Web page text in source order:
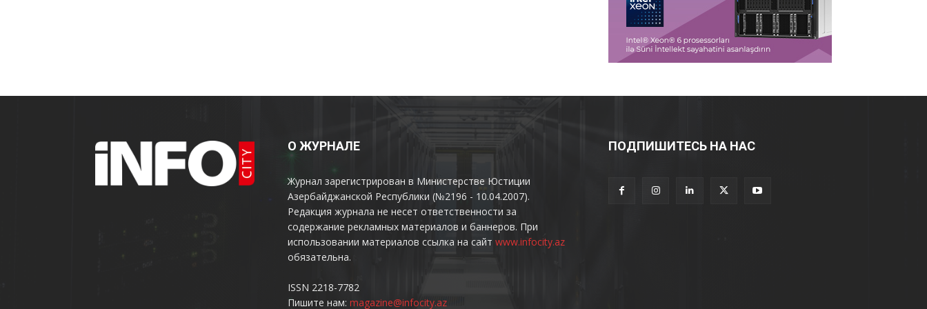
О ЖУРНАЛЕ
Журнал зарегистрирован в Министерстве Юстиции
Азербайджанской Республики (№2196 - 10.04.2007).
Редакция журнала не несет ответственности за
содержание рекламных материалов и баннеров. При
использовании материалов ссылка на сайт www.infocity.az
обязательна.
ISSN 2218-7782
Пишите нам: magazine@infocity.az
ПОДПИШИТЕСЬ НА НАС